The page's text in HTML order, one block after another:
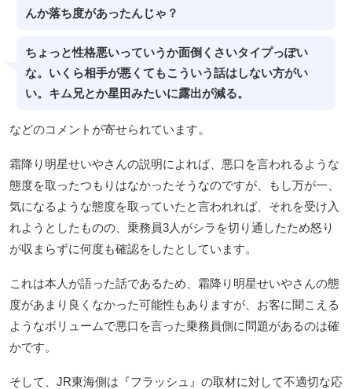
んか落ち度があったんじゃ？
ちょっと性格悪いっていうか面倒くさいタイプっぽい
な。いくら相手が悪くてもこういう話はしない方がい
い。キム兄とか星田みたいに露出が減る。
などのコメントが寄せられています。
霜降り明星せいやさんの説明によれば、悪口を言われるような
態度を取ったつもりはなかったそうなのですが、もし万が一、
気になるような態度を取っていたと言われれば、それを受け入
れようとしたものの、乗務員3人がシラを切り通したため怒り
が収まらずに何度も確認をしたとしています。
これは本人が語った話であるため、霜降り明星せいやさんの態
度があまり良くなかった可能性もありますが、お客に聞こえる
ようなボリュームで悪口を言った乗務員側に問題があるのは確
かです。
そして、JR東海側は『フラッシュ』の取材に対して不適切な応